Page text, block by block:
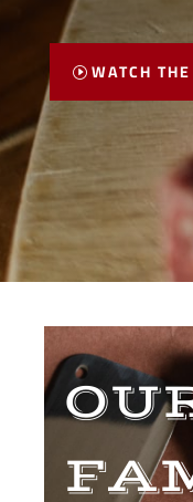
WATCH